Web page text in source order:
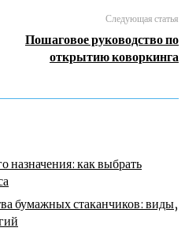
Следующая статья
Пошаговое руководство по
открытию коворкинга
назначения: как выбрать
бумажных стаканчиков: виды,